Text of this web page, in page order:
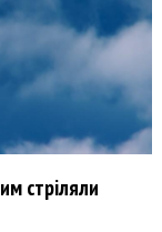
стріляли